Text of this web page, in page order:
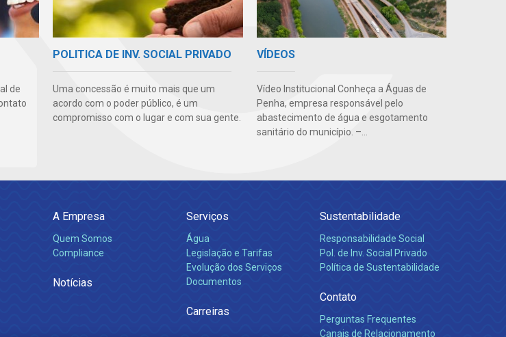
de
POLITICA DE INV. SOCIAL PRIVADO
Uma concessão é muito mais que um
acordo com o poder público, é um
compromisso com o lugar e com sua gente.
VÍDEOS
Vídeo Institucional Conheça a Águas de
Penha, empresa responsável pelo
abastecimento de água e esgotamento
sanitário do município. –...
A Empresa
Quem Somos
Compliance
Notícias
Serviços
Água
Legislação e Tarifas
Evolução dos Serviços
Documentos
Carreiras
Sustentabilidade
Responsabilidade Social
Pol. de Inv. Social Privado
Política de Sustentabilidade
Contato
Perguntas Frequentes
Canais de Relacionamento